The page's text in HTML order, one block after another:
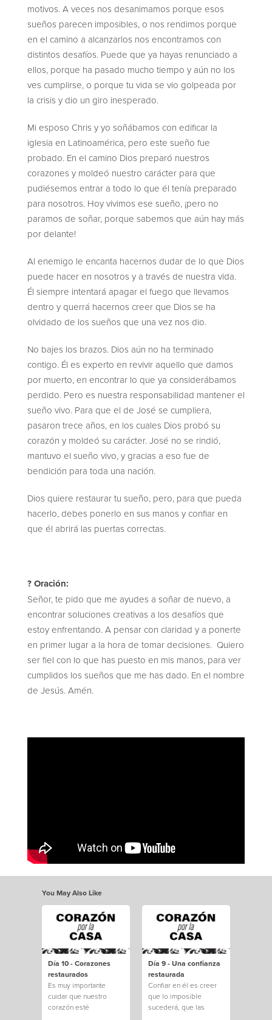
motivos. A veces nos desanimamos porque esos
sueños parecen imposibles, o nos rendimos porque
en el camino a alcanzarlos nos encontramos con
distintos desafíos. Puede que ya hayas renunciado a
ellos, porque ha pasado mucho tiempo y aún no los
ves cumplirse, o porque tu vida se vio golpeada por
la crisis y dio un giro inesperado.
Mi esposo Chris y yo soñábamos con edificar la
iglesia en Latinoamérica, pero este sueño fue
probado. En el camino Dios preparó nuestros
corazones y moldeó nuestro carácter para que
pudiésemos entrar a todo lo que él tenía preparado
para nosotros. Hoy vivimos ese sueño, ¡pero no
paramos de soñar, porque sabemos que aún hay más
por delante!
Al enemigo le encanta hacernos dudar de lo que Dios
puede hacer en nosotros y a través de nuestra vida.
Él siempre intentará apagar el fuego que llevamos
dentro y querrá hacernos creer que Dios se ha
olvidado de los sueños que una vez nos dio.
No bajes los brazos. Dios aún no ha terminado
contigo. Él es experto en revivir aquello que damos
por muerto, en encontrar lo que ya considerábamos
perdido. Pero es nuestra responsabilidad mantener el
sueño vivo. Para que el de José se cumpliera,
pasaron trece años, en los cuales Dios probó su
corazón y moldeó su carácter. José no se rindió,
mantuvo el sueño vivo, y gracias a eso fue de
bendición para toda una nación.
Dios quiere restaurar tu sueño, pero, para que pueda
hacerlo, debes ponerlo en sus manos y confiar en
que él abrirá las puertas correctas.
? Oración:
Señor, te pido que me ayudes a soñar de nuevo, a
encontrar soluciones creativas a los desafíos que
estoy enfrentando. A pensar con claridad y a ponerte
en primer lugar a la hora de tomar decisiones. Quiero
ser fiel con lo que has puesto en mis manos, para ver
cumplidos los sueños que me has dado. En el nombre
de Jesús. Amén.
You May Also Like
Día 10 - Corazones
restaurados
Es muy importante
cuidar que nuestro
corazón esté
Día 9 - Una confianza
restaurada
Confiar en él es creer
que lo imposible
sucederá, que las